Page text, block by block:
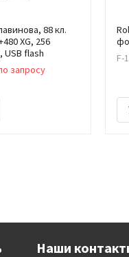
88 кл.
XG, 256
USB flash
запросу
F-
Наши